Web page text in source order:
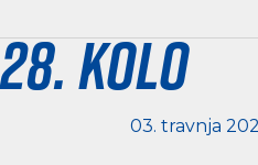
28. kolo
03. travnja